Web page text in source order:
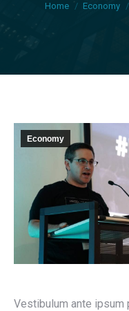
Home Economy
Economy
Vestibulum ante